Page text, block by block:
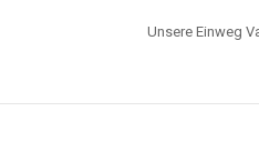
Unsere Einweg